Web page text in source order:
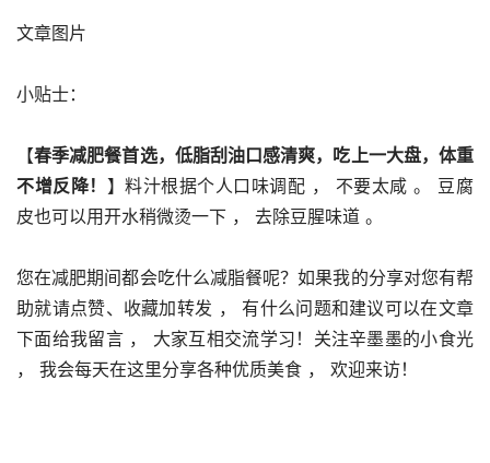
文章图片
小贴士：
【春季减肥餐首选，低脂刮油口感清爽，吃上一大盘，体重
不增反降！ 】料汁根据个人口味调配 ， 不要太咸 。 豆腐
皮也可以用开水稍微烫一下 ， 去除豆腥味道 。
您在减肥期间都会吃什么减脂餐呢？如果我的分享对您有帮
助就请点赞、收藏加转发 ， 有什么问题和建议可以在文章
下面给我留言 ， 大家互相交流学习！关注辛墨墨的小食光
， 我会每天在这里分享各种优质美食 ， 欢迎来访！